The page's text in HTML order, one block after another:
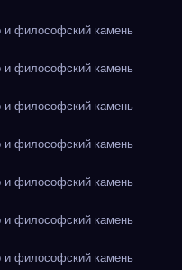
философский камень
философский камень
философский камень
философский камень
философский камень
философский камень
философский камень